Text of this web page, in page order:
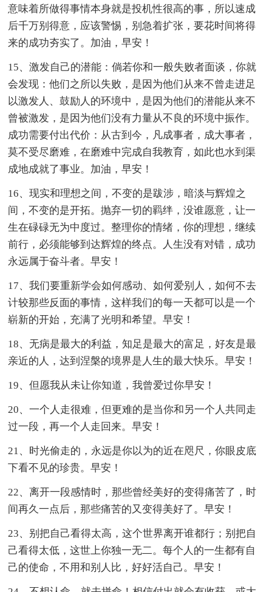
意味着所做得事情本身就是投机性很高的事，所以速成
后千万别得意，应该警惕，别急着扩张，要花时间将得
来的成功夯实了。加油，早安！
15、激发自己的潜能：倘若你和一般失败者面谈，你就
会发现：他们之所以失败，是因为他们从来不曾走进足
以激发人、鼓励人的环境中，是因为他们的潜能从来不
曾被激发，是因为他们没有力量从不良的环境中振作。
成功需要付出代价：从古到今，凡成事者，成大事者，
莫不受尽磨难，在磨难中完成自我教育，如此也水到渠
成地成就了事业。加油，早安！
16、现实和理想之间，不变的是跋涉，暗淡与辉煌之
间，不变的是开拓。抛弃一切的羁绊，没谁愿意，让一
生在碌碌无为中度过。整理你的情绪，你的理想，继续
前行，必须能够到达辉煌的终点。人生没有对错，成功
永远属于奋斗者。早安！
17、我们要重新学会如何感动、如何爱别人，如何不去
计较那些反面的事情，这样我们的每一天都可以是一个
崭新的开始，充满了光明和希望。早安！
18、无病是最大的利益，知足是最大的富足，好友是最
亲近的人，达到涅槃的境界是人生的最大快乐。早安！
19、但愿我从未让你知道，我曾爱过你早安！
20、一个人走很难，但更难的是当你和另一个人共同走
过一段，再一个人走回来。早安！
21、时光偷走的，永远是你以为的近在咫尺，你眼皮底
下看不见的珍贵。早安！
22、离开一段感情时，那些曾经美好的变得痛苦了，时
间再久一点后，那些痛苦的又变得美好了。早安！
23、别把自己看得太高，这个世界离开谁都行；别把自
己看得太低，这世上你独一无二。每个人的一生都有自
己的使命，不用和别人比，好好活自己。早安！